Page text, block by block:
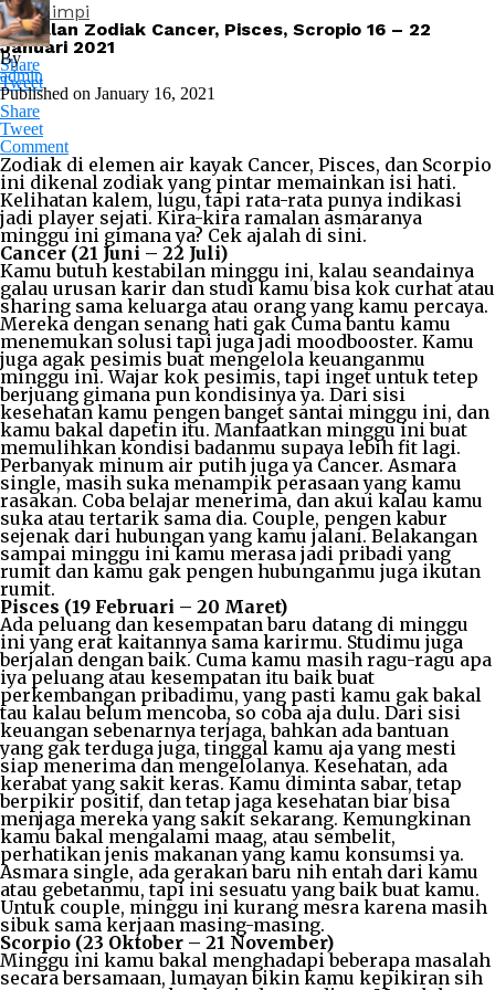
Arti Mimpi
Ramalan Zodiak Cancer, Pisces, Scropio 16 – 22
Januari 2021
Share
Tweet
By
admin
Published on January 16, 2021
Share
Tweet
Comment
Zodiak di elemen air kayak Cancer, Pisces, dan Scorpio
ini dikenal zodiak yang pintar memainkan isi hati.
Kelihatan kalem, lugu, tapi rata-rata punya indikasi
jadi player sejati. Kira-kira ramalan asmaranya
minggu ini gimana ya? Cek ajalah di sini.
Cancer (21 Juni – 22 Juli)
Kamu butuh kestabilan minggu ini, kalau seandainya
galau urusan karir dan studi kamu bisa kok curhat atau
sharing sama keluarga atau orang yang kamu percaya.
Mereka dengan senang hati gak Cuma bantu kamu
menemukan solusi tapi juga jadi moodbooster. Kamu
juga agak pesimis buat mengelola keuanganmu
minggu ini. Wajar kok pesimis, tapi inget untuk tetep
berjuang gimana pun kondisinya ya. Dari sisi
kesehatan kamu pengen banget santai minggu ini, dan
kamu bakal dapetin itu. Manfaatkan minggu ini buat
memulihkan kondisi badanmu supaya lebih fit lagi.
Perbanyak minum air putih juga ya Cancer. Asmara
single, masih suka menampik perasaan yang kamu
rasakan. Coba belajar menerima, dan akui kalau kamu
suka atau tertarik sama dia. Couple, pengen kabur
sejenak dari hubungan yang kamu jalani. Belakangan
sampai minggu ini kamu merasa jadi pribadi yang
rumit dan kamu gak pengen hubunganmu juga ikutan
rumit.
Pisces (19 Februari – 20 Maret)
Ada peluang dan kesempatan baru datang di minggu
ini yang erat kaitannya sama karirmu. Studimu juga
berjalan dengan baik. Cuma kamu masih ragu-ragu apa
iya peluang atau kesempatan itu baik buat
perkembangan pribadimu, yang pasti kamu gak bakal
tau kalau belum mencoba, so coba aja dulu. Dari sisi
keuangan sebenarnya terjaga, bahkan ada bantuan
yang gak terduga juga, tinggal kamu aja yang mesti
siap menerima dan mengelolanya. Kesehatan, ada
kerabat yang sakit keras. Kamu diminta sabar, tetap
berpikir positif, dan tetap jaga kesehatan biar bisa
menjaga mereka yang sakit sekarang. Kemungkinan
kamu bakal mengalami maag, atau sembelit,
perhatikan jenis makanan yang kamu konsumsi ya.
Asmara single, ada gerakan baru nih entah dari kamu
atau gebetanmu, tapi ini sesuatu yang baik buat kamu.
Untuk couple, minggu ini kurang mesra karena masih
sibuk sama kerjaan masing-masing.
Scorpio (23 Oktober – 21 November)
Minggu ini kamu bakal menghadapi beberapa masalah
secara bersamaan, lumayan bikin kamu kepikiran sih